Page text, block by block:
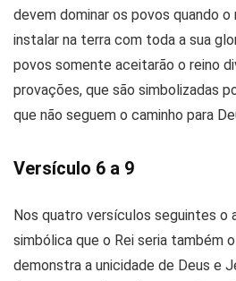
devem dominar os povos quando o
instalar na terra com toda a sua
povos somente aceitarão o reino
provações, que são simbolizadas
que não seguem o caminho para
Versículo 6 a 9
Nos quatro versículos seguintes o
simbólica que o Rei seria também
demonstra a unicidade de Deus e